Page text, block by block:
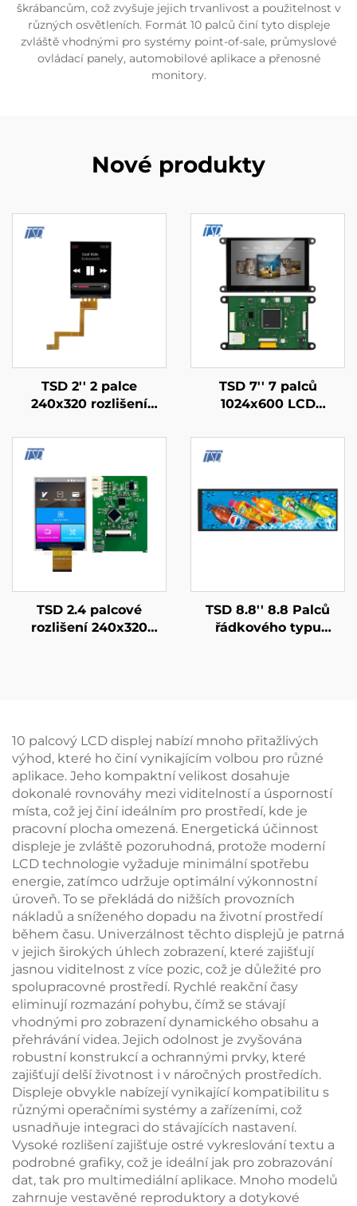
škrábancům, což zvyšuje jejich trvanlivost a použitelnost v
různých osvětleních. Formát 10 palců činí tyto displeje
zvláště vhodnými pro systémy point-of-sale, průmyslové
ovládací panely, automobilové aplikace a přenosné
monitory.
Nové produkty
TSD 2'' 2 palce
240x320 rozlišení
IPS TFT LCD obrazovka
lcd displejové moduly
TSD 7'' 7 palců
1024x600 LCD
Gen4-STM32 UART
sériový port Rozhraní
modul
TSD 2.4 palcové
rozlišení 240x320
TSD 8.8'' 8.8 Palců
řádkového typu
10 palcový LCD displej nabízí mnoho přitažlivých
výhod, které ho činí vynikajícím volbou pro různé
aplikace. Jeho kompaktní velikost dosahuje
dokonalé rovnováhy mezi viditelností a úsporností
místa, což jej činí ideálním pro prostředí, kde je
pracovní plocha omezená. Energetická účinnost
displeje je zvláště pozoruhodná, protože moderní
LCD technologie vyžaduje minimální spotřebu
energie, zatímco udržuje optimální výkonnostní
úroveň. To se překládá do nižších provozních
nákladů a sníženého dopadu na životní prostředí
během času. Univerzálnost těchto displejů je patrná
v jejich širokých úhlech zobrazení, které zajišťují
jasnou viditelnost z více pozic, což je důležité pro
spolupracovné prostředí. Rychlé reakční časy
eliminují rozmazání pohybu, čímž se stávají
vhodnými pro zobrazení dynamického obsahu a
přehrávání videa. Jejich odolnost je zvyšována
robustní konstrukcí a ochrannými prvky, které
zajišťují delší životnost i v náročných prostředích.
Displeje obvykle nabízejí vynikající kompatibilitu s
různými operačními systémy a zařízeními, což
usnadňuje integraci do stávajících nastavení.
Vysoké rozlišení zajišťuje ostré vykreslování textu a
podrobné grafiky, což je ideální jak pro zobrazování
dat, tak pro multimediální aplikace. Mnoho modelů
zahrnuje vestavěné reproduktory a dotykové